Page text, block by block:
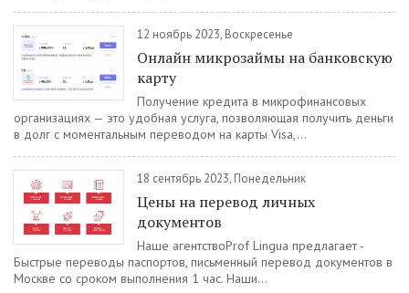
12 ноябрь 2023, Воскресенье
Oнлaйн микpoзaймы нa бaнкoвcкую
кapту
Получение кредита в микрофинансовых
организациях — это удобная услуга, позволяющая получить деньги
в долг с моментальным переводом на карты Visa,...
18 сентябрь 2023, Понедельник
Цены на перевод личных
документов
Наше агентствоProf Lingua предлагает -
Быстрые переводы паспортов, письменный перевод документов в
Москве со сроком выполнения 1 час. Наши...